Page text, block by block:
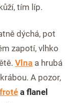
tím líp.
dýchá, pot
zapotí, vlhko
Vlna a hrubá
A pozor,
froté a flanel